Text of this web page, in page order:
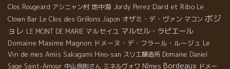
Clos Rougeard アシニャン村 地中海 Jordy Perez Dard et Ribo Le
Clown Bar Le Clos des Grillons Japon オザミ・デ・ヴァン マコン ボジ
ョレ LE MONT DE MARIE マルセイユ マルセル・ラピエール
Domaine Maxime Magnon ドメーヌ・デ・フラール・ルージュ Le
Vin de mes Amis Sakagami Hino-san スリエ醸造所 Domaine Daniel
Sage Saint-Amour 中山良則さん ミネルヴォワ Nîmes Bordeaux ドメー